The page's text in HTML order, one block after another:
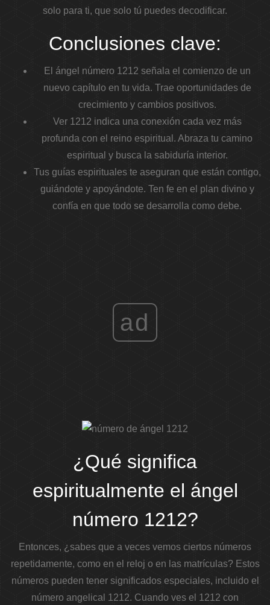
solo para ti, que solo tú puedes decodificar.
Conclusiones clave:
El ángel número 1212 señala el comienzo de un
nuevo capítulo en tu vida. Trae oportunidades de
crecimiento y cambios positivos.
Ver 1212 indica una conexión cada vez más
profunda con el reino espiritual. Abraza tu camino
espiritual y busca la sabiduría interior.
Tus guías espirituales te aseguran que están contigo,
guiándote y apoyándote. Ten fe en el plan divino y
confía en que todo se desarrolla como debe.
ad
¿Qué significa
espiritualmente el ángel
número 1212?
Entonces, ¿sabes que a veces vemos ciertos números
repetidamente, como en el reloj o en las matrículas? Estos
números pueden tener significados especiales, incluido el
número angelical 1212. Cuando ves el 1212 con